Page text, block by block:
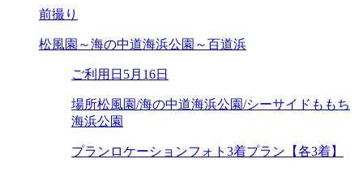
前撮り
松風園～海の中道海浜公園～百道浜
ご利用日 5月16日
場所松風園/海の中道海浜公園/シーサイドももち
海浜公園
プラン ロケーションフォト3着プラン【各3着】